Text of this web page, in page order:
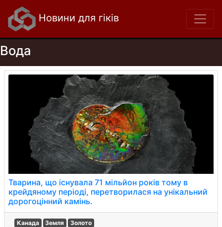
Новини для гіків
Вода
Тварина, що існувала 71 мільйон років тому в
крейдяному періоді, перетворилася на унікальний
дорогоцінний камінь.
Канада Земля Золото